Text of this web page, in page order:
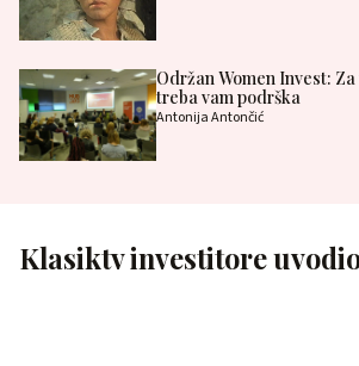
Održan Women Invest:
treba vam podrška
Antonija Antončić
Klasiktv investitore